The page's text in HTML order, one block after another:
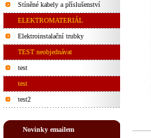
Stíněné kabely a příslušenství
ELEKTROMATERIÁL
Elektroinstalační trubky
TEST neobjednávat
test
test
test2
Novinky emailem